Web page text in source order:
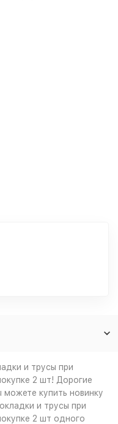
и трусы при
2 шт! Дорогие
можете купить новинку
и трусы при
2 шт одного